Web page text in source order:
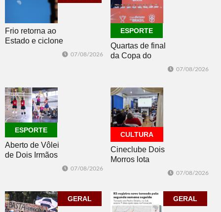
Frio retorna ao
Estado e ciclone
07/08/2026
ESPORTE
Quartas de final
da Copa do
Brasil 2026: veja
do sorteio
07/08/2026
ESPORTE
Aberto de Vôlei
de Dois Irmãos
jogos
07/08/2026
CULTURA
Cineclube Dois
Morros lota
corpo que cai”
07/08/2026
GERAL GERAL